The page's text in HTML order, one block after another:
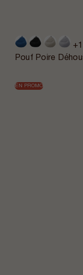
+1
Pouf Poire
EN PROMO